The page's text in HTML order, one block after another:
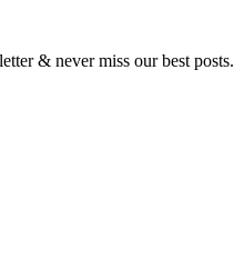
& never miss our best posts.